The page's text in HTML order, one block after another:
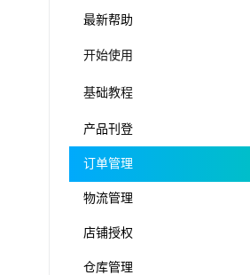
最新帮助
开始使用
基础教程
产品刊登
订单管理
物流管理
店铺授权
仓库管理